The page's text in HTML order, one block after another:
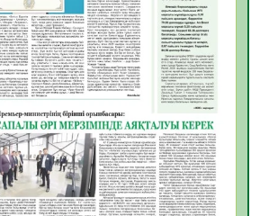
туралы мәлімет
47
облысы полиция
20 мыңнан астам
қамтамасыз етті
60
«САНАЛЫ ҰРПАҚ –
АТТЫ КЕҢЕЙТІЛГЕН